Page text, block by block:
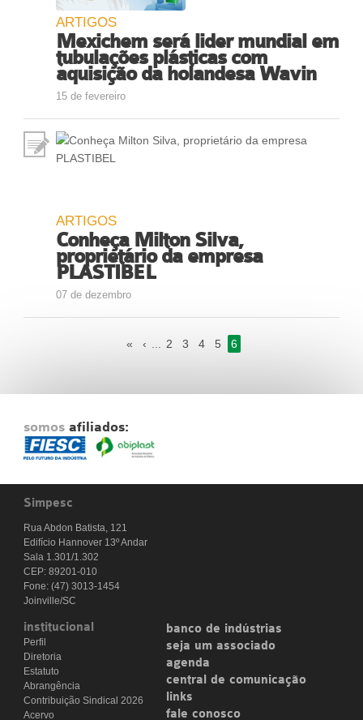
ARTIGOS
Mexichem será lider mundial em
tubulações plásticas com
aquisição da holandesa Wavin
15 de fevereiro
ARTIGOS
Conheça Milton Silva,
proprietário da empresa
PLASTIBEL
07 de dezembro
« ‹ 2 3 4 5 6
somos afiliados:
Simpesc
Rua Abdon Batista, 121
Edifício Hannover 13º Andar
Sala 1.301/1.302
CEP: 89201-010
Fone: (47) 3013-1454
Joinville/SC
institucional
Perfil
Diretoria
Estatuto
Abrangência
Contribuição Sindical 2026
Acervo
banco de indústrias
seja um associado
agenda
central de comunicação
links
fale conosco